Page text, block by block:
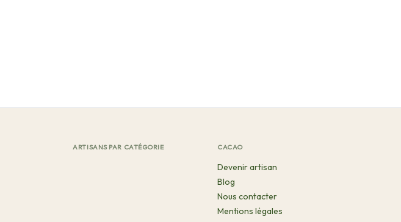
ARTISANS PAR CATÉGORIE CACAO
Devenir artisan
Blog
Nous contacter
Mentions légales